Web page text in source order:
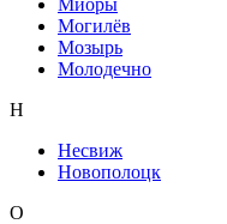
Миоры
Могилёв
Мозырь
Молодечно
Н
Несвиж
Новополоцк
О